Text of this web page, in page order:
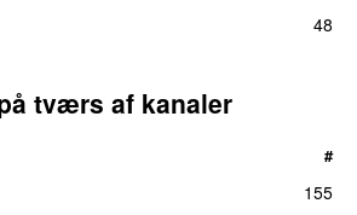
48
tværs af kanaler
#
155